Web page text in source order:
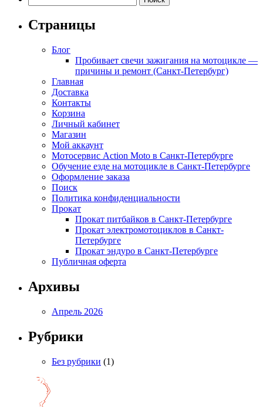
Страницы
Блог
Пробивает свечи зажигания на мотоцикле —
причины и ремонт (Санкт-Петербург)
Главная
Доставка
Контакты
Корзина
Личный кабинет
Магазин
Мой аккаунт
Мотосервис Action Moto в Санкт-Петербурге
Обучение езде на мотоцикле в Санкт-Петербурге
Оформление заказа
Поиск
Политика конфиденциальности
Прокат
Прокат питбайков в Санкт-Петербурге
Прокат электромотоциклов в Санкт-
Петербурге
Прокат эндуро в Санкт-Петербурге
Публичная оферта
Архивы
Апрель 2026
Рубрики
Без рубрики (1)